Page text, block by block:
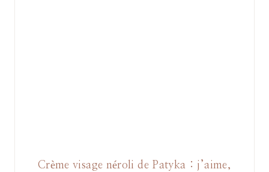
Crème visage néroli de Patyka : j’aime,